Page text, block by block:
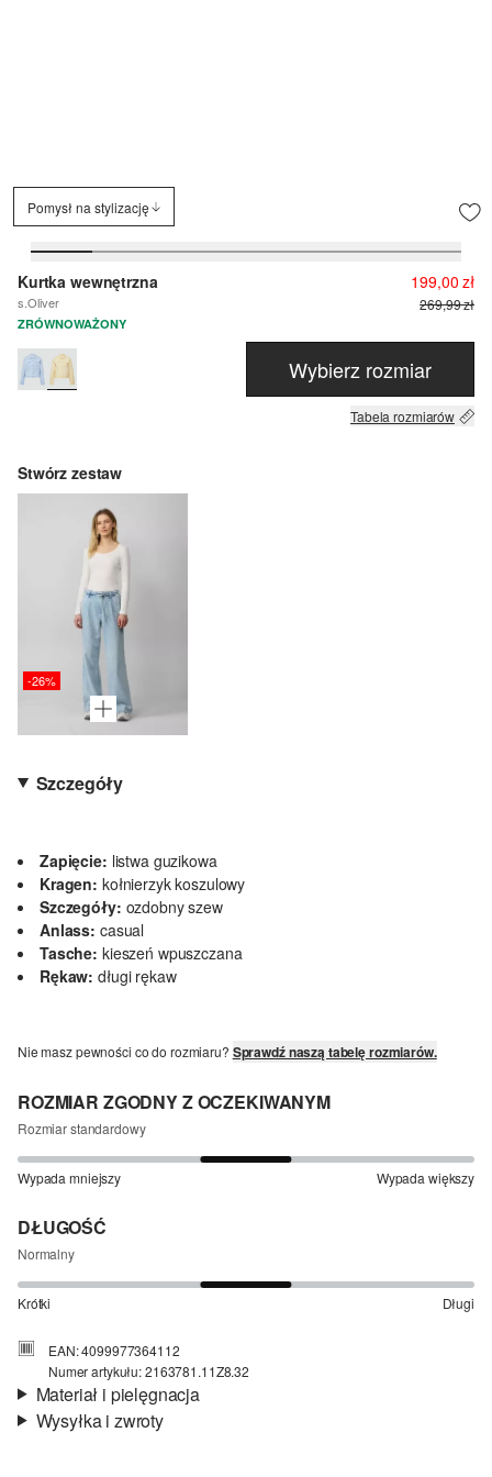
Pomysł na stylizację
Kurtka wewnętrzna
s.Oliver
199,00 zł
269,99 zł
ZRÓWNOWAŻONY
Wybierz rozmiar
Tabela rozmiarów
Stwórz zestaw
-26%
Szczegóły
Zapięcie: listwa guzikowa
Kragen: kołnierzyk koszulowy
Szczegóły: ozdobny szew
Anlass: casual
Tasche: kieszeń wpuszczana
Rękaw: długi rękaw
Nie masz pewności co do rozmiaru? Sprawdź naszą tabelę rozmiarów.
ROZMIAR ZGODNY Z OCZEKIWANYM
Rozmiar standardowy
Wypada mniejszy Wypada większy
DŁUGOŚĆ
Normalny
Krótki Długi
EAN: 4099977364112
Numer artykułu: 2163781.11Z8.32
Materiał i pielęgnacja
Wysyłka i zwroty